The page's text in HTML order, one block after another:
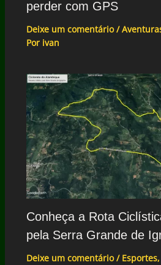
perder com GPS
Deixe um comentário /
Por ivan
Conheça a Rota
pela Serra Grande de
Deixe um comentário / Esportes,